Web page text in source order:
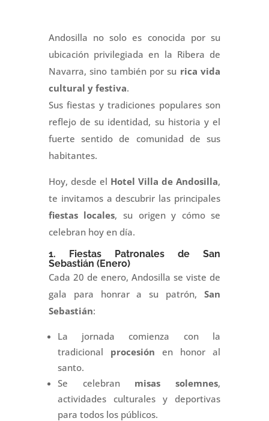
Andosilla no solo es conocida por su
ubicación privilegiada en la Ribera de
Navarra, sino también por su rica vida
cultural y festiva.
Sus fiestas y tradiciones populares son
reflejo de su identidad, su historia y el
fuerte sentido de comunidad de sus
habitantes.
Hoy, desde el Hotel Villa de Andosilla,
te invitamos a descubrir las principales
fiestas locales, su origen y cómo se
celebran hoy en día.
1. Fiestas Patronales de San
Sebastián (Enero)
Cada 20 de enero, Andosilla se viste de
gala para honrar a su patrón,San
Sebastián:
La jornada comienza con la
tradicional procesión en honor al
santo.
Se celebran misas solemnes,
actividades culturales y deportivas
para todos los públicos.